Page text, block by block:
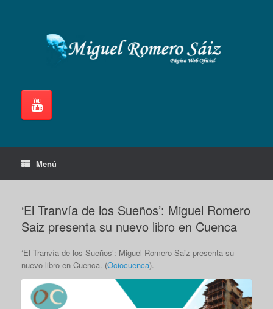
Menú
‘El Tranvía de los Sueños’: Miguel Romero
Saiz presenta su nuevo libro en Cuenca
‘El Tranvía de los Sueños’: Miguel Romero Saiz presenta su
nuevo libro en Cuenca. (Ociocuenca).